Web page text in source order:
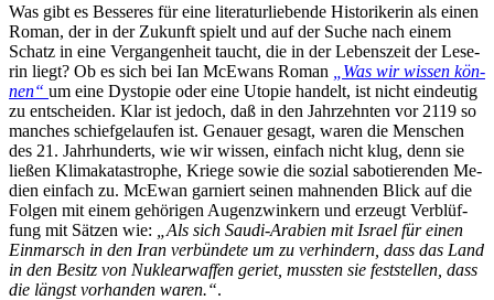
Was gibt es Bes­se­res für ei­ne li­te­ra­tur­lie­ben­de His­to­ri­ke­rin als ei­nen
Ro­man, der in der Zu­kunft spielt und auf der Su­che nach ei­nem
Schatz in ei­ne Ver­gan­gen­heit taucht, die in der Le­bens­zeit der Le­se­
rin liegt? Ob es sich bei Ian McE­wans Ro­man
„Was wir wis­sen kön­
nen“ um ei­ne Dys­to­pie oder ei­ne Uto­pie han­delt, ist nicht ein­deu­tig
zu ent­schei­den. Klar ist je­doch, daß in den Jahr­zehn­ten vor 2119 so
man­ches schief­ge­lau­fen ist. Ge­nau­er ge­sagt, wa­ren die Men­schen
des 21. Jahr­hun­derts, wie wir wis­sen, ein­fach nicht klug, denn sie
lie­ßen Kli­ma­ka­ta­stro­phe, Krie­ge so­wie die so­zi­al sa­bo­tie­ren­den Me­
di­en ein­fach zu. McE­wan gar­niert sei­nen mah­nen­den Blick auf die
Fol­gen mit ei­nem ge­hö­ri­gen Au­gen­zwin­kern und er­zeugt Ver­blüf­
fung mit Sät­zen wie:
„Als sich Sau­di-Ara­bi­en mit Is­ra­el für ei­nen
Ein­marsch in den Iran ver­bün­de­te um zu ver­hin­dern, dass das Land
in den Be­sitz von Nu­kle­ar­waf­fen ge­riet, muss­ten sie fest­stel­len, dass
die längst vor­han­den wa­ren.“.